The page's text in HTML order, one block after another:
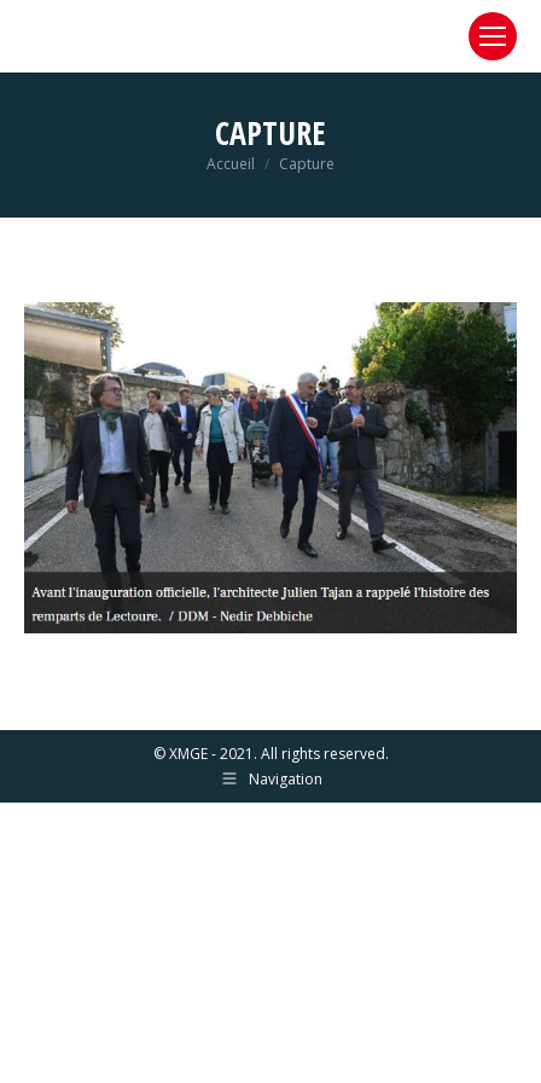
CAPTURE
Vous êtes ici :
Accueil Capture
© XMGE - 2021. All rights reserved.
Navigation